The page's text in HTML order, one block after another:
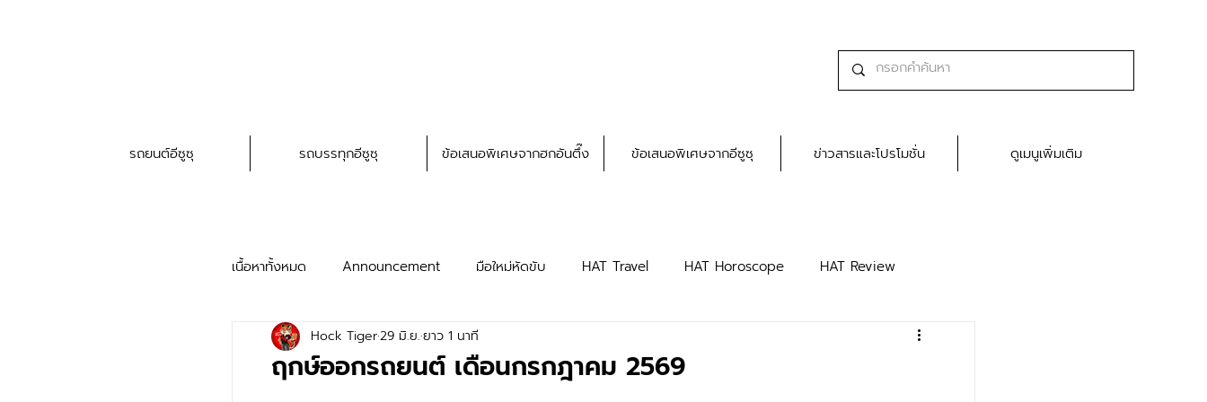
รถยนต์อีซูซุ รถบรรทุกอีซูซุ ข้อเสนอพิเศษจากฮกอันตึ๊ง ข้อเสนอพิเศษจากอีซูซุ ข่าวสารและโปรโมชั่น ดูเมนูเพิ่มเติม
เนื้อหาทั้งหมด Announcement มือใหม่หัดขับ HAT Travel HAT Horoscope HAT Review
HAT Service Trick HAT Privileges
ฤกษ์ออกรถยนต์ เดือนกรกฎาคม 2569
Hock Tiger29 มิ.ย.ยาว 1 นาที